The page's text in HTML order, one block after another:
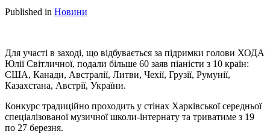
Published in Новини
Для участі в заході, що відбувається за підримки голови ХОДА
Юлії Світличної, подали більше 60 заяв піаністи з 10 країн:
США, Канади, Австралії, Литви, Чехії, Грузії, Румунії,
Казахстана, Австрії, України.
Конкурс традиційно проходить у стінах Харківської середньої
спеціалізованої музичної школи-інтернату та триватиме з 19
по 27 березня.